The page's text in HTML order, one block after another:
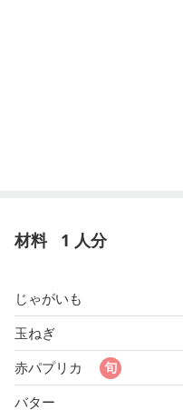
材料 1 人分
じゃがいも
玉ねぎ
赤パプリカ
バター